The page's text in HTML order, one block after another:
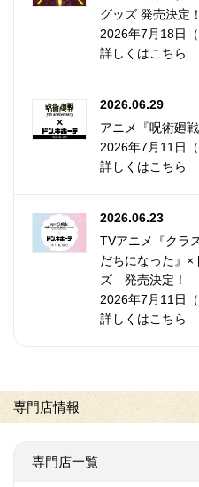
グッズ 発売決定！
2026年7月18日
詳しくはこちら
2026.06.29
アニメ『呪術廻
2026年7月11日
詳しくはこちら
2026.06.23
TVアニメ『クラ
だちになった』
ズ 発売決定！
2026年7月11日
詳しくはこちら
専門店情報
専門店一覧